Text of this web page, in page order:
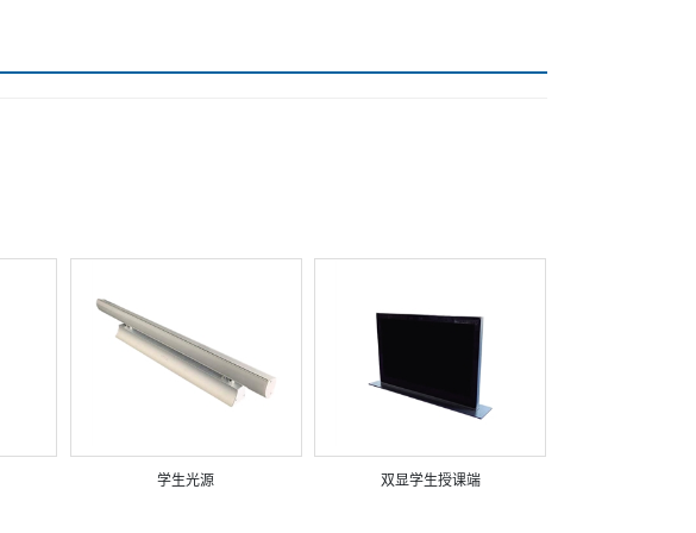
学生光源 双显学生授课端